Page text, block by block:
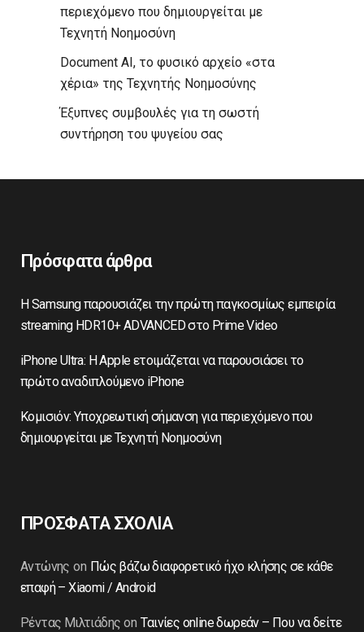
περιεχόμενο που δημιουργείται με
Τεχνητή Νοημοσύνη
Document AI, το φυσικό αρχείο «στα
χέρια» της Τεχνητής Νοημοσύνης
Έξυπνες συμβουλές για τη σωστή
συντήρηση του ψυγείου σας
Πρόσφατα άρθρα
Η Samsung παρουσιάζει την πρώτη παγκοσμίως εμπειρία
streaming HDR10+ ADVANCED στο Prime Video
iPhone Ultra: Η Apple ετοιμάζεται να παρουσιάσει το
πρώτο αναδιπλούμενο iPhone
Κομισιόν: Υποχρεωτική σήμανση για περιεχόμενο που
δημιουργείται με Τεχνητή Νοημοσύνη
ΠΡΟΣΦΑΤΑ ΣΧΟΛΙΑ
Αντώνης on Πώς βάζω διαφορετικό ήχο κλήσης σε κάθε
επαφή – Xiaomi / Android
Ρέντας Μιλτιάδης onΤαινίες online δωρεάν – Που να δείτε